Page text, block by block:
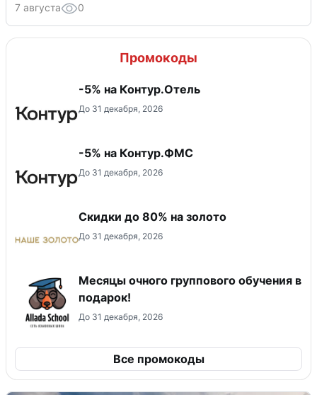
7 августа 0
Промокоды
-5% на Контур.Отель
До 31 декабря, 2026
-5% на Контур.ФМС
До 31 декабря, 2026
Скидки до 80% на золото
До 31 декабря, 2026
Месяцы очного группового обучения в
подарок!
До 31 декабря, 2026
Все промокоды